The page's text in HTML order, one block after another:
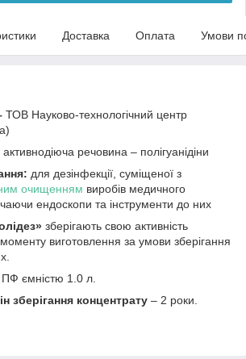
Доставка Оплата Умови
ТОВ Науково-технологічний центр
активнодіюча речовина – полігуанідіни
для дезінфекції, суміщеної з
очищенням виробів медичного
ендоскопи та інструменти до них
зберігають свою активність
виготовлення за умови зберігання
ПФ ємністю 1.0 л.
зберігання концентрату – 2 роки.